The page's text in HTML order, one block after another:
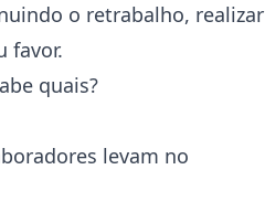
o retrabalho, realizar
favor.
quais?
levam no